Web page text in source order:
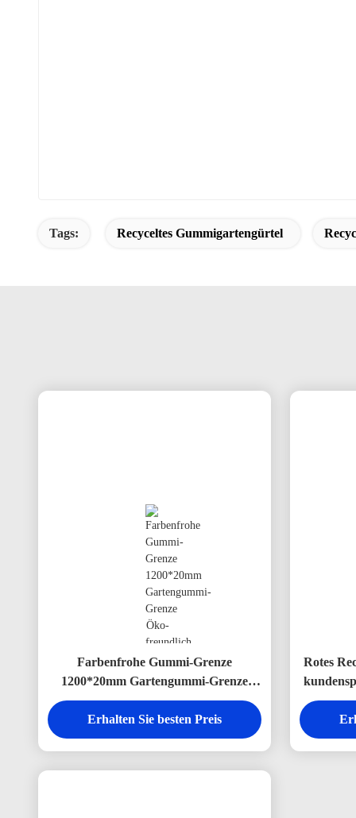
Tags: Recyceltes Gummigartengürtel
Farbenfrohe Gummi-Grenze
1200*20mm Gartengummi-Grenze
Öko-freundlich
Erhalten Sie besten Preis
Rotes